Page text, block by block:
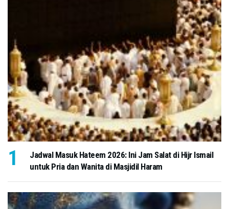
Jadwal Masuk Hateem 2026: Ini Jam Salat di Hijr Ismail
untuk Pria dan Wanita di Masjidil Haram